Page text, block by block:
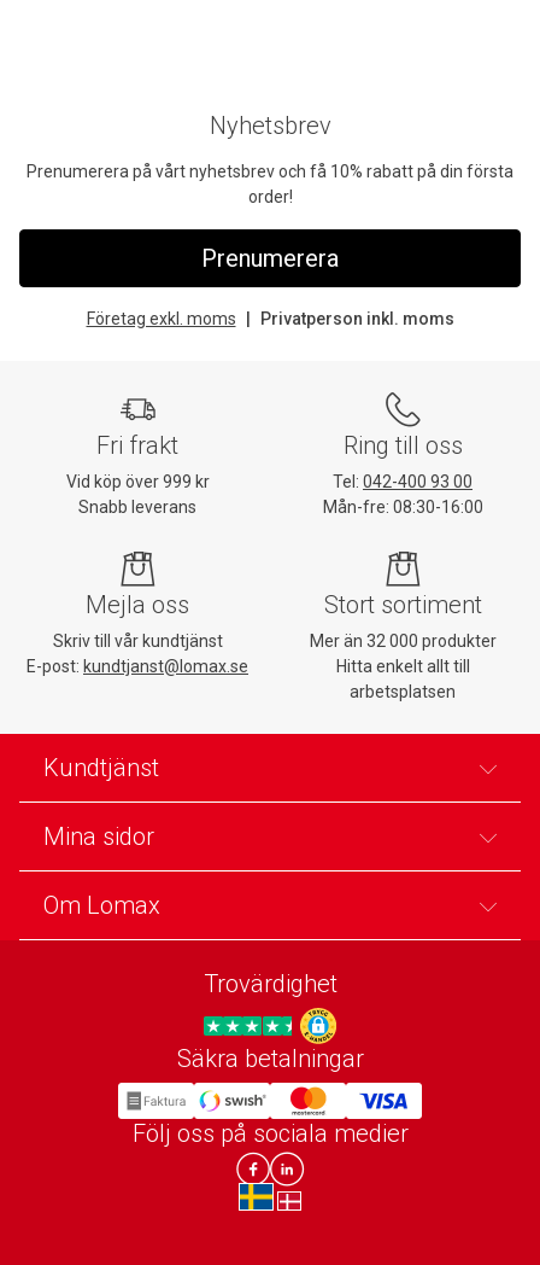
Nyhetsbrev
Prenumerera på vårt nyhetsbrev och få 10% rabatt på din första
order!
Prenumerera
Företag exkl. moms Privatperson inkl. moms
Fri frakt
Vid köp över 999 kr
Snabb leverans
Ring till oss
Tel: 042-400 93 00
Mån-fre: 08:30-16:00
Mejla oss
Skriv till vår kundtjänst
E-post: kundtjanst@lomax.se
Stort sortiment
Mer än 32 000 produkter
Hitta enkelt allt till
arbetsplatsen
Kundtjänst
Mina sidor
Om Lomax
Trovärdighet
Trygg E-handel
Säkra betalningar
Följ oss på sociala medier
Lomax DK Facebook
Lomax SE LinkIn
sv-SEda-DK